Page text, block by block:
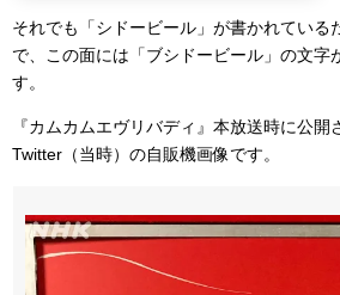
それでも「シドービール」が書かれている
で、この面には「ブシドービール」の文字
す。
『カムカムエヴリバディ』本放送時に公開
Twitter（当時）の自販機画像です。